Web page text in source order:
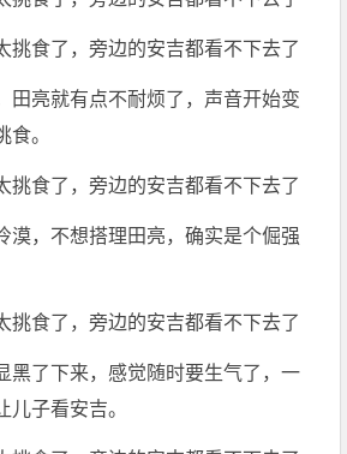
田亮就有点不耐烦了，声音开始变
食。
漠，不想搭理田亮，确实是个倔强
黑了下来，感觉随时要生气了，一
儿子看安吉。